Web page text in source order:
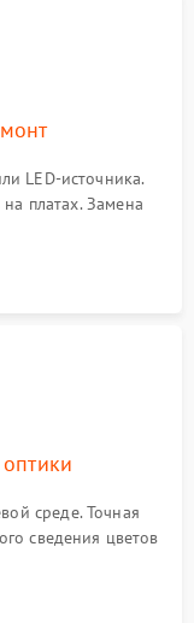
LED-источника.
платах. Замена
нового цветового
среде. Точная
сведения цветов
всех
корпуса